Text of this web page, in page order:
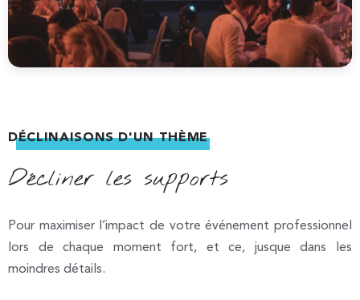
DÉCLINAISONS D'UN THÈME
Décliner les supports
Pour maximiser l’impact de votre événement professionnel
lors de chaque moment fort, et ce, jusque dans les
moindres détails.